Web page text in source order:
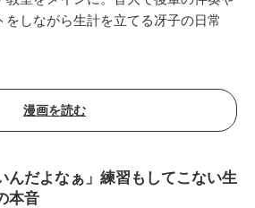
をしながら生計を立てる冴子の日常
漫画を読む
んだよなぁ」練習もしてこない生
本音